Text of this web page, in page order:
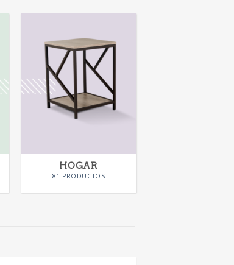
HOGAR
81 PRODUCTOS